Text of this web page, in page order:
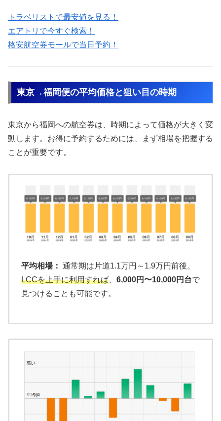
トラベリストで最安値を見る！
エアトリで今すぐ検索！
格安航空券モールで当日予約！
東京→福岡便の平均価格と狙い目の時期
東京から福岡への航空券は、時期によって価格が大きく変
動します。お得に予約するためには、まず相場を把握する
ことが重要です。
平均相場： 通常期は片道1.1万円～1.9万円前後。
LCCを上手に利用すれば
6,000円〜10,000円台で
見つけることも可能です。